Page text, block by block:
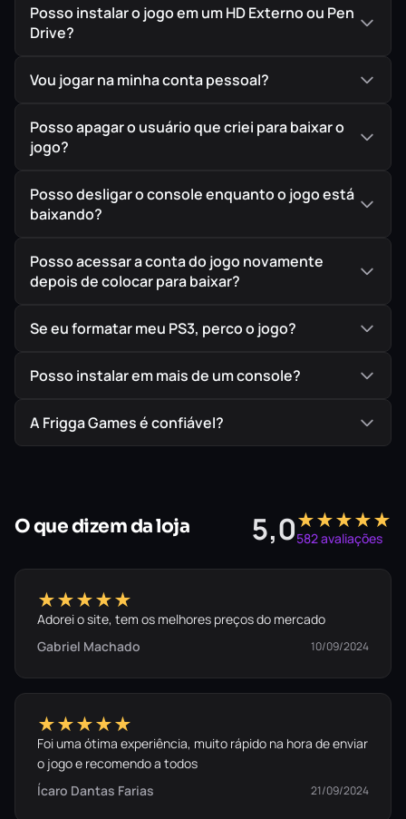
Posso instalar o jogo em um HD Externo ou Pen
Drive?
Vou jogar na minha conta pessoal?
Posso apagar o usuário que criei para baixar o
jogo?
Posso desligar o console enquanto o jogo está
baixando?
Posso acessar a conta do jogo novamente
depois de colocar para baixar?
Se eu formatar meu PS3, perco o jogo?
Posso instalar em mais de um console?
A Frigga Games é confiável?
O que dizem da loja 5,0★★★★★
582 avaliações
★★★★★
Adorei o site, tem os melhores preços do mercado
Gabriel Machado
10/09/2024
★★★★★
Foi uma ótima experiência, muito rápido na hora de enviar
o jogo e recomendo a todos
Ícaro Dantas Farias
21/09/2024